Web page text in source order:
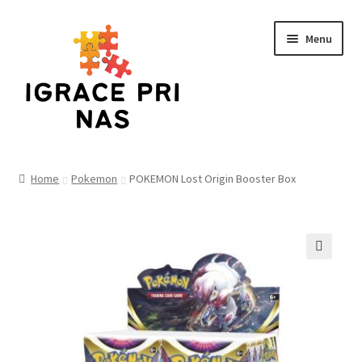
Menu
Home Pokemon POKEMON Lost Origin Booster Box